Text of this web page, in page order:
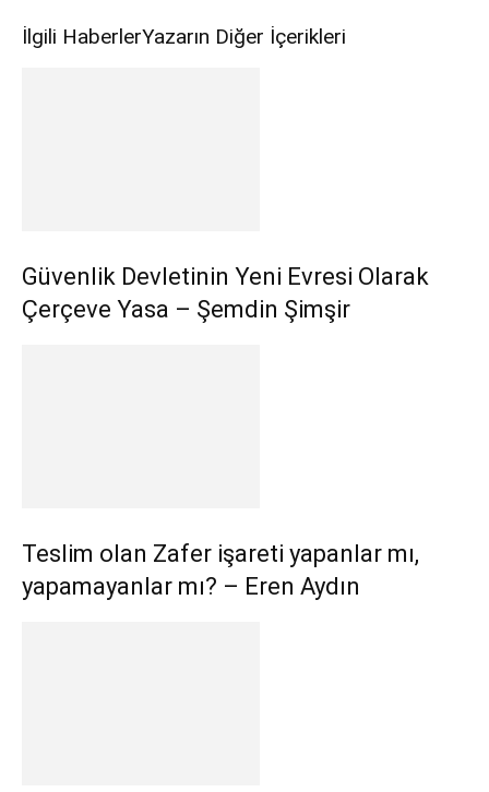
İlgili HaberlerYazarın Diğer İçerikleri
Güvenlik Devletinin Yeni Evresi Olarak
Çerçeve Yasa – Şemdin Şimşir
Teslim olan Zafer işareti yapanlar mı,
yapamayanlar mı? – Eren Aydın